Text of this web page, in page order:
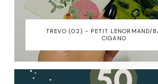
TREVO (02) - PETIT LENORMAND/
CIGANO